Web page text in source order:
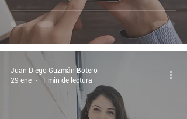
blockchain
Juan Diego Guzmán Botero
29 ene
1 min de lectura